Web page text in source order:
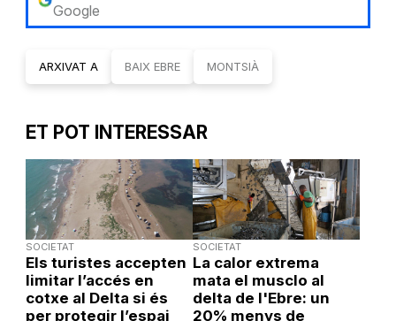
Google
ARXIVAT A BAIX EBRE MONTSIÀ
ET POT INTERESSAR
SOCIETAT
Els turistes accepten
limitar l’accés en
cotxe al Delta si és
per protegir l’espai
SOCIETAT
La calor extrema
mata el musclo al
delta de l'Ebre: un
20% menys de